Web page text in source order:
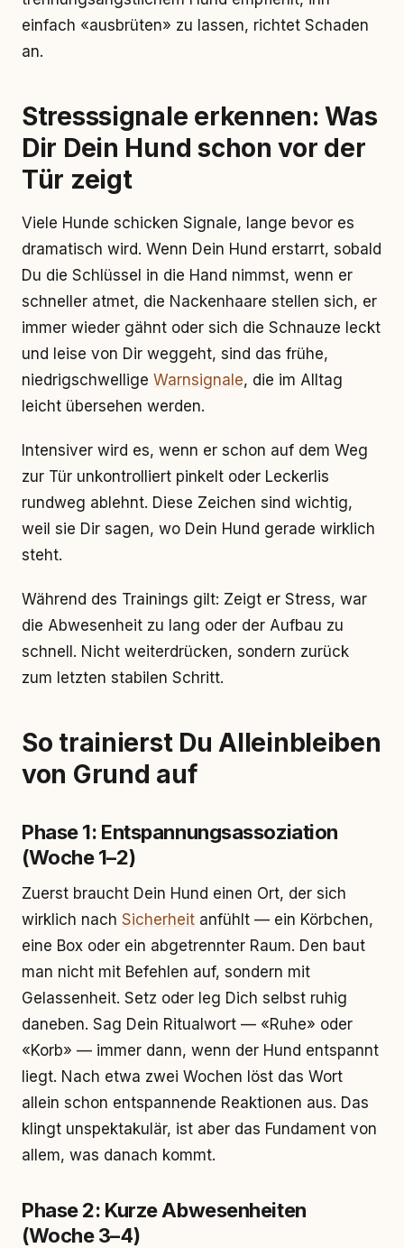
einfach «ausbrüten» zu lassen, richtet Schaden
an.
Stresssignale erkennen: Was
Dir Dein Hund schon vor der
Tür zeigt
Viele Hunde schicken Signale, lange bevor es
dramatisch wird. Wenn Dein Hund erstarrt, sobald
Du die Schlüssel in die Hand nimmst, wenn er
schneller atmet, die Nackenhaare stellen sich, er
immer wieder gähnt oder sich die Schnauze leckt
und leise von Dir weggeht, sind das frühe,
niedrigschwellige Warnsignale, die im Alltag
leicht übersehen werden.
Intensiver wird es, wenn er schon auf dem Weg
zur Tür unkontrolliert pinkelt oder Leckerlis
rundweg ablehnt. Diese Zeichen sind wichtig,
weil sie Dir sagen, wo Dein Hund gerade wirklich
steht.
Während des Trainings gilt: Zeigt er Stress, war
die Abwesenheit zu lang oder der Aufbau zu
schnell. Nicht weiterdrücken, sondern zurück
zum letzten stabilen Schritt.
So trainierst Du Alleinbleiben
von Grund auf
Phase 1: Entspannungsassoziation
(Woche 1–2)
Zuerst braucht Dein Hund einen Ort, der sich
wirklich nach Sicherheit anfühlt — ein Körbchen,
eine Box oder ein abgetrennter Raum. Den baut
man nicht mit Befehlen auf, sondern mit
Gelassenheit. Setz oder leg Dich selbst ruhig
daneben. Sag Dein Ritualwort — «Ruhe» oder
«Korb» — immer dann, wenn der Hund entspannt
liegt. Nach etwa zwei Wochen löst das Wort
allein schon entspannende Reaktionen aus. Das
klingt unspektakulär, ist aber das Fundament von
allem, was danach kommt.
Phase 2: Kurze Abwesenheiten
(Woche 3–4)